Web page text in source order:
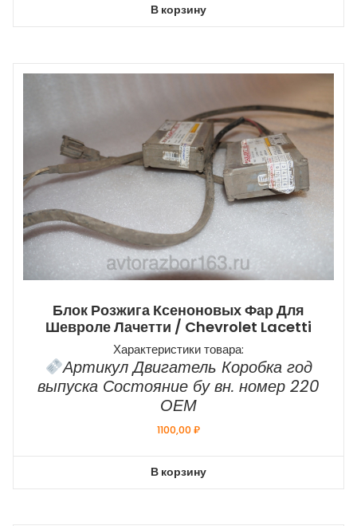
В корзину
Блок Розжига Ксеноновых Фар Для
Шевроле Лачетти / Chevrolet Lacetti
Характеристики товара:
Артикул Двигатель Коробка год
выпуска Состояние бу вн. номер 220
ОЕМ
1100,00₽
В корзину